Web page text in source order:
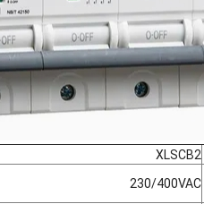
XLSCB2
230/400VAC